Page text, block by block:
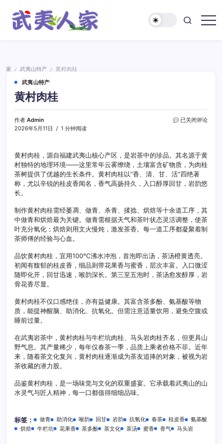
家
家 / 武夷山特产 /
黄村肉桂
武夷山特产
黄村肉桂
作者 Admin
2026年5月11日
1 分钟阅读
黄
已关闭评论
黄村肉桂，源自福建武夷山核心产区，是岩茶中的珍品。其名源于黄
村独特的地理环境——这里常年云雾缭绕，土壤富含矿物质，为肉桂
茶树提供了优越的生长条件。黄村肉桂以“香、清、甘、活”四绝著
称，尤以辛锐的桂皮香闻名，香气高扬持久，入口醇厚回甘，岩韵悠
长。
制作黄村肉桂需经萎凋、做青、杀青、揉捻、烘焙等十余道工序，其
中做青和烘焙最为关键。做青需根据天气和茶叶状态灵活调整，使茶
叶充分氧化；烘焙则用文火慢炖，激发茶香。每一道工序都凝聚着制
茶师傅的经验与心血。
品饮黄村肉桂，宜用100℃沸水冲泡，首泡即出汤，茶汤橙黄透亮。
初闻有馥郁的桂皮香，细品则带花果香与蜜香，层次丰富。入口微涩
随即化开，回甘迅速，喉韵深长。第三至五泡时，茶汤愈发醇厚，岩
骨花香尽显。
黄村肉桂不仅口感绝佳，亦有益健康。其富含茶多酚、氨基酸等物
质，能提神醒脑、助消化、抗氧化。但需注意适量饮用，避免空腹或
睡前过量。
在武夷岩茶中，黄村肉桂与牛栏坑肉桂、马头岩肉桂齐名，但更具山
野气息。其产量稀少，每年仅春茶一季，品质上乘者价格不菲。近年
来，随着茶文化复兴，黄村肉桂逐渐成为茶友追捧的对象，被视为岩
茶收藏的潜力股。
品鉴黄村肉桂，是一场味觉与文化的双重盛宴。它承载着武夷山的山
水灵气与匠人精神，每一口都值得细细品味。
标签： 做青 助消化 喉韵 回甘 岩韵 抗氧化 春茶 桂皮香
氨基酸
烘焙
牛栏坑 花果香 茶多酚 茶文化 茶汤 蜜香 香气 马头岩